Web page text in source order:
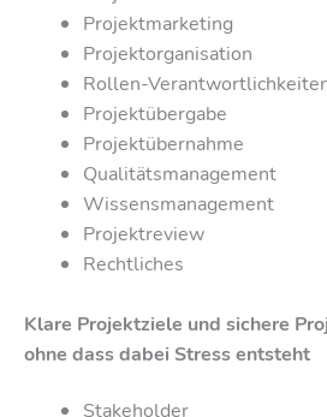
Projektmarketing
Projektorganisation
Rollen-
Projektübergabe
Projektübernahme
Qualitätsmanagement
Wissensmanagement
Projektreview
Rechtliches
Klare Projektziele und sichere
ohne dass dabei Stress entsteht
Stakeholder